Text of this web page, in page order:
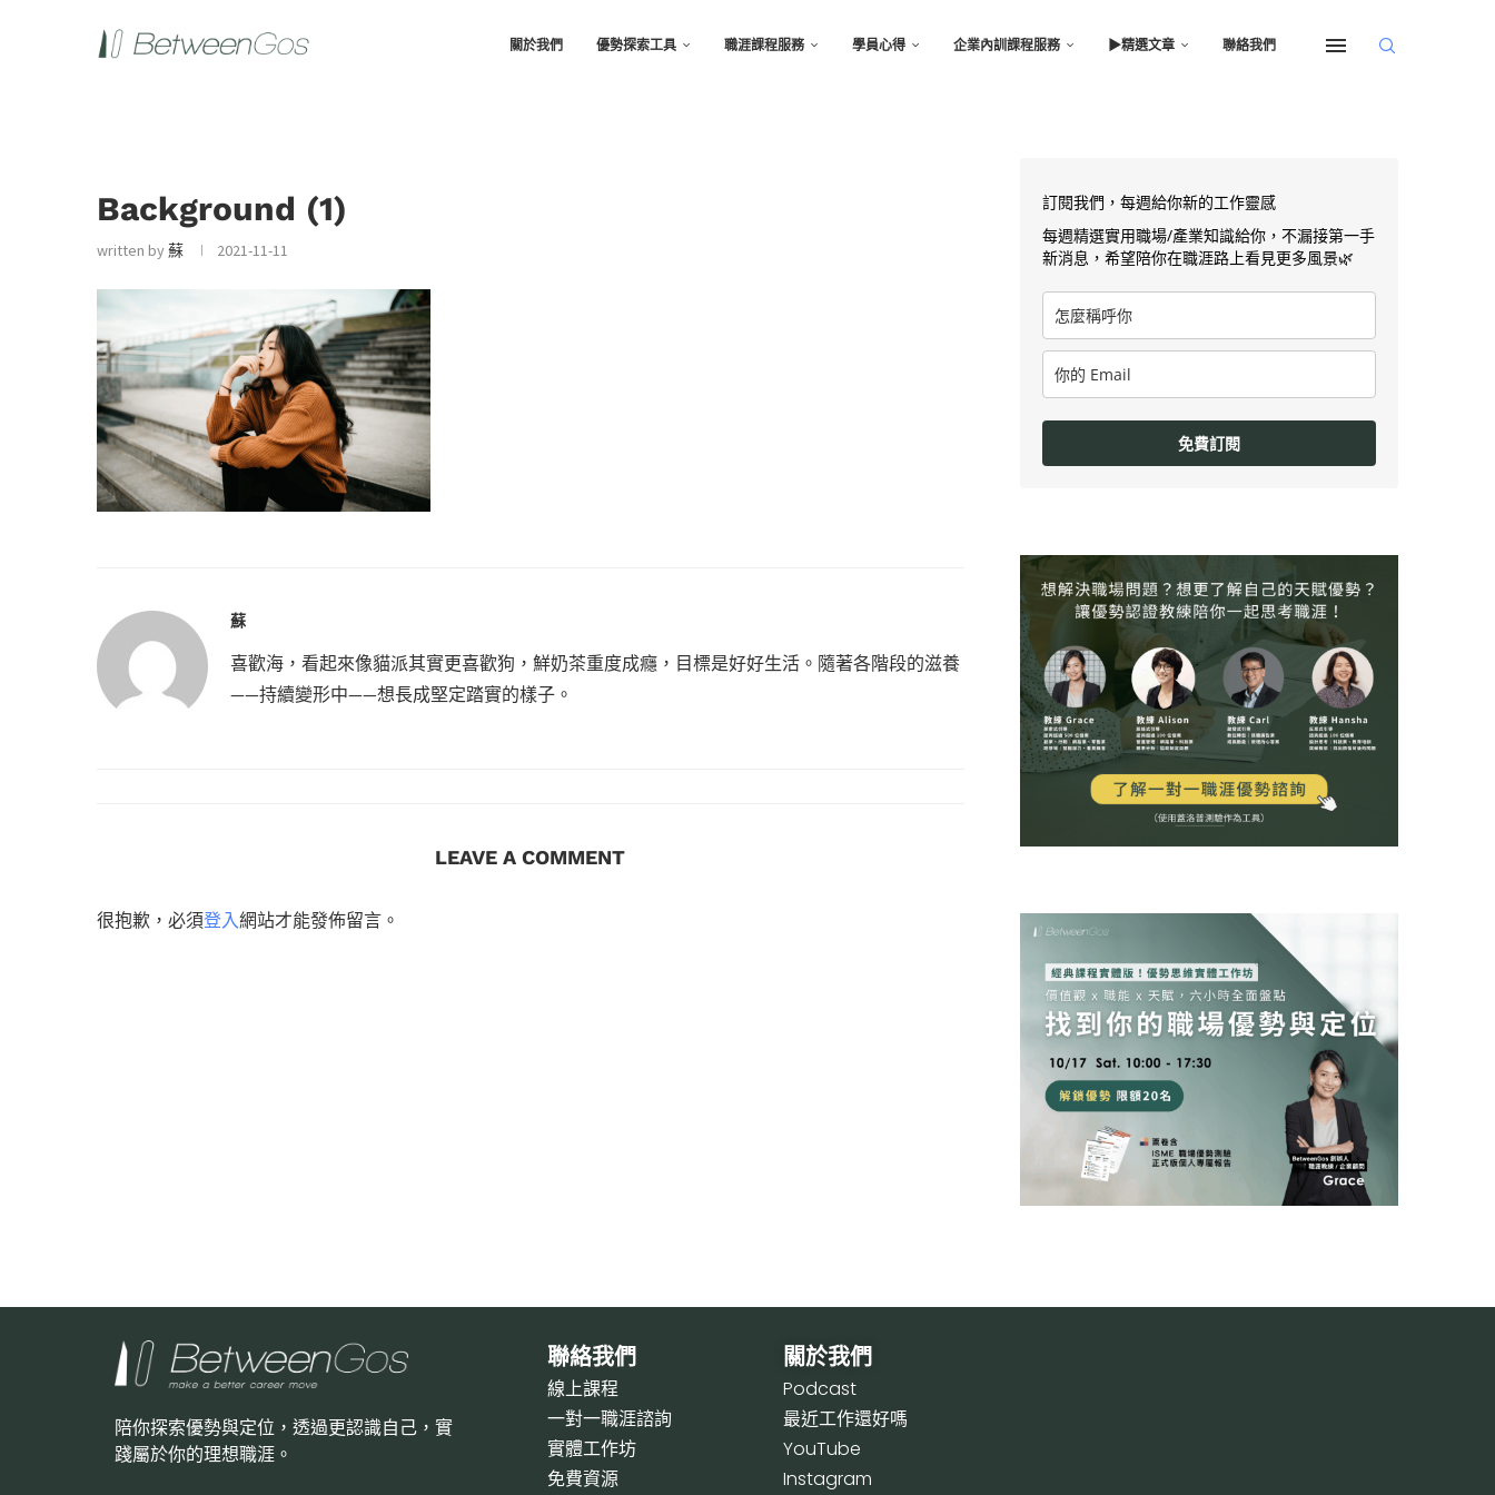
關於我們 優勢探索工具 職涯課程服務 學員心得 企業內訓課程服務 ▶︎精選文章 聯絡我們
Background (1)
written by蘇 2021-11-11
蘇
喜歡海，看起來像貓派其實更喜歡狗，鮮奶茶重度成癮，目標是好好生活。隨著各階段的滋養
——持續變形中——想長成堅定踏實的樣子。
LEAVE A COMMENT
很抱歉，必須登入網站才能發佈留言。
訂閱我們，每週給你新的工作靈感
每週精選實用職場/產業知識給你，不漏接第一手
新消息，希望陪你在職涯路上看見更多風景🌿
免費訂閱
陪你探索優勢與定位，透過更認識自己，實
踐屬於你的理想職涯。
聯絡我們
線上課程
一對一職涯諮詢
實體工作坊
免費資源
關於我們
Podcast
最近工作還好嗎
YouTube
Instagram